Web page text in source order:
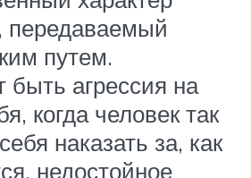
передаваемый
путем.
быть агрессия на
когда человек так
наказать за, как
недостойное